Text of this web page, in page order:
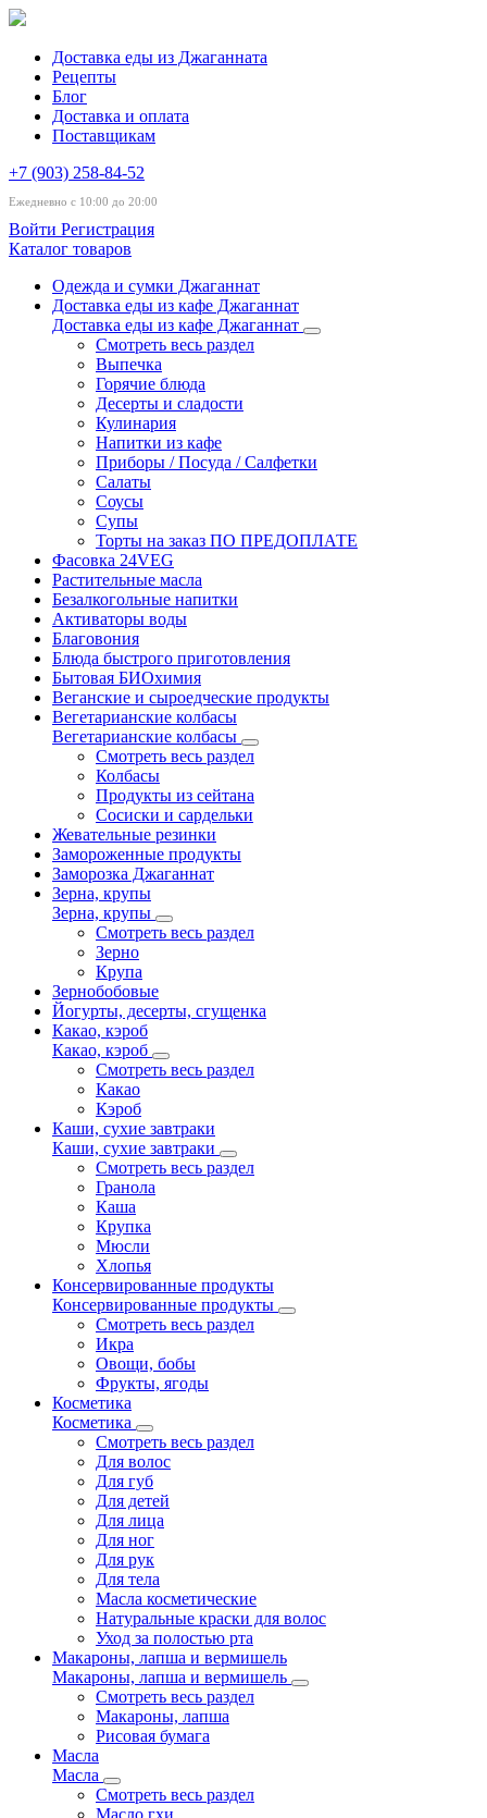
Доставка еды из Джаганната
Рецепты
Блог
Доставка и оплата
Поставщикам
+7 (903) 258-84-52
Ежедневно с 10:00 до 20:00
Войти Регистрация
Каталог товаров
Одежда и сумки Джаганнат
Доставка еды из кафе Джаганнат
Доставка еды из кафе Джаганнат
Смотреть весь раздел
Выпечка
Горячие блюда
Десерты и сладости
Кулинария
Напитки из кафе
Приборы / Посуда / Салфетки
Салаты
Соусы
Супы
Торты на заказ ПО ПРЕДОПЛАТЕ
Фасовка 24VEG
Растительные масла
Безалкогольные напитки
Активаторы воды
Благовония
Блюда быстрого приготовления
Бытовая БИОхимия
Веганские и сыроедческие продукты
Вегетарианские колбасы
Вегетарианские колбасы
Смотреть весь раздел
Колбасы
Продукты из сейтана
Сосиски и сардельки
Жевательные резинки
Замороженные продукты
Заморозка Джаганнат
Зерна, крупы
Зерна, крупы
Смотреть весь раздел
Зерно
Крупа
Зернобобовые
Йогурты, десерты, сгущенка
Какао, кэроб
Какао, кэроб
Смотреть весь раздел
Какао
Кэроб
Каши, сухие завтраки
Каши, сухие завтраки
Смотреть весь раздел
Гранола
Каша
Крупка
Мюсли
Хлопья
Консервированные продукты
Консервированные продукты
Смотреть весь раздел
Икра
Овощи, бобы
Фрукты, ягоды
Косметика
Косметика
Смотреть весь раздел
Для волос
Для губ
Для детей
Для лица
Для ног
Для рук
Для тела
Масла косметические
Натуральные краски для волос
Уход за полостью рта
Макароны, лапша и вермишель
Макароны, лапша и вермишель
Смотреть весь раздел
Макароны, лапша
Рисовая бумага
Масла
Масла
Смотреть весь раздел
Масло гхи